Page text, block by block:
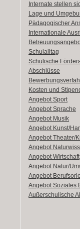
Internate stellen
Lage und
Pädagogischer
Internationale
Schulalltag
Schulische
Abschlüsse
Kosten und
Angebot Sport
Angebot Sprache
Angebot Musik
Angebot Kunst/
Angebot Theater/
Angebot
Angebot Wirtschaft
Angebot Natur/
Angebot
Angebot Soziales
Außerschulische